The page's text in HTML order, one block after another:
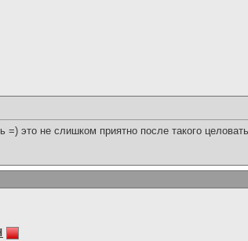
=) это не слишком приятно после такого